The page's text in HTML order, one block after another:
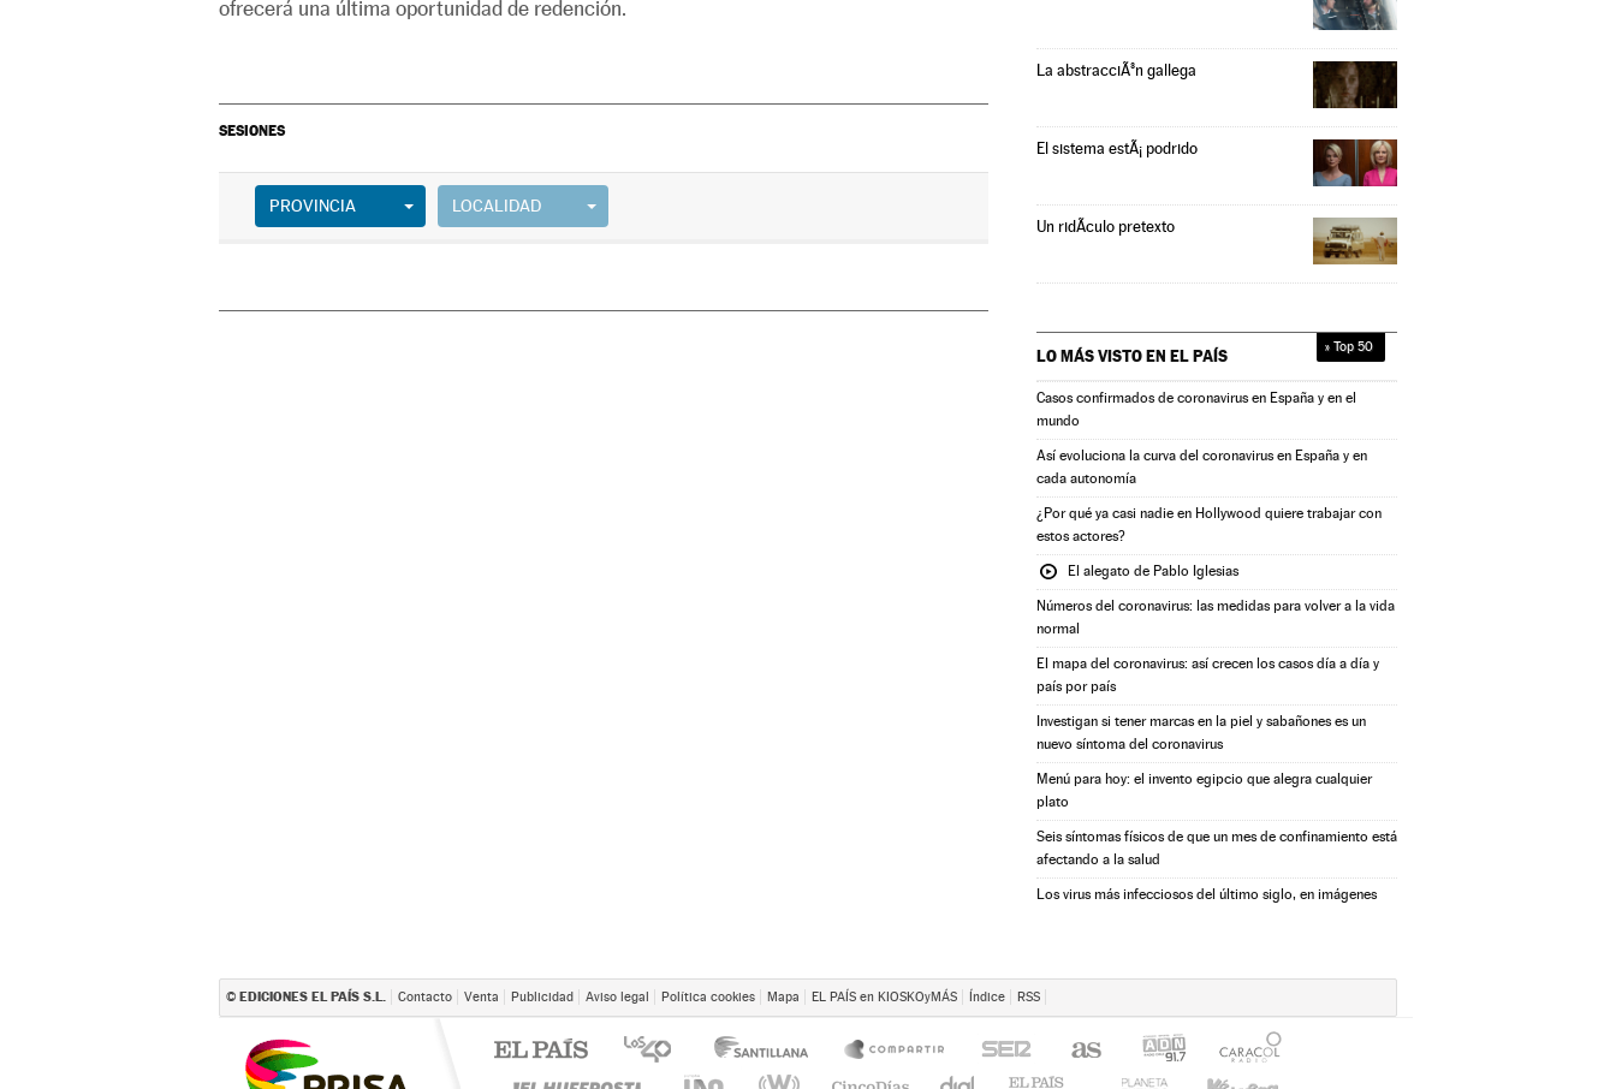
ofrecerá una última oportunidad de redención.
SESIONES
PROVINCIA LOCALIDAD
La abstracciÃ³n gallega
El sistema estÃ¡ podrido
Un ridÃ­culo pretexto
LO MÁS VISTO EN EL PAÍS » Top 50
Casos confirmados de coronavirus en España y en el
mundo
Así evoluciona la curva del coronavirus en España y en
cada autonomía
¿Por qué ya casi nadie en Hollywood quiere trabajar con
estos actores?
El alegato de Pablo Iglesias
Números del coronavirus: las medidas para volver a la vida
normal
El mapa del coronavirus: así crecen los casos día a día y
país por país
Investigan si tener marcas en la piel y sabañones es un
nuevo síntoma del coronavirus
Menú para hoy: el invento egipcio que alegra cualquier
plato
Seis síntomas físicos de que un mes de confinamiento está
afectando a la salud
Los virus más infecciosos del último siglo, en imágenes
© EDICIONES EL PAÍS S.L. Contacto Venta Publicidad Aviso legal Política cookies Mapa EL PAÍS en KIOSKOyMÁS Índice RSS